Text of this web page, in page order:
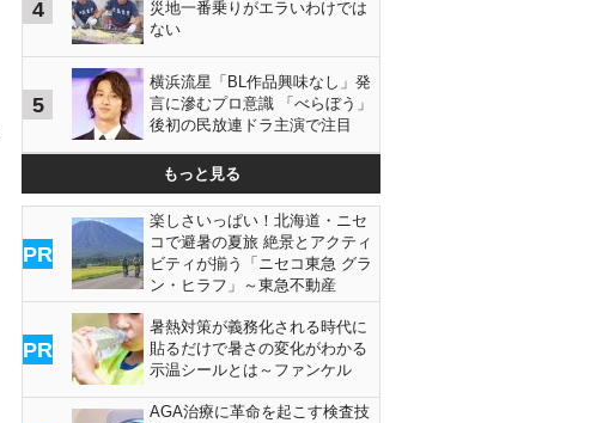
4
災地一番乗りがエラいわけでは
ない
5
横浜流星「BL作品興味なし」発
言に滲むプロ意識 「べらぼう」
後初の民放連ドラ主演で注目
もっと見る
PR
楽しさいっぱい！北海道・ニセ
コで避暑の夏旅 絶景とアクティ
ビティが揃う「ニセコ東急 グラ
ン・ヒラフ」～東急不動産
PR
暑熱対策が義務化される時代に
貼るだけで暑さの変化がわかる
示温シールとは～ファンケル
AGA治療に革命を起こす検査技